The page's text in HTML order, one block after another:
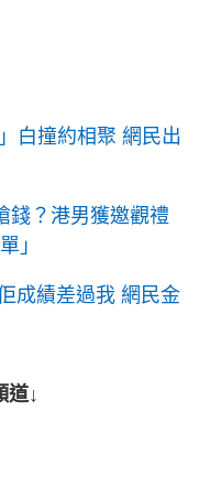
白撞約相聚 網民出
錢？港男獲邀觀禮
」
成績差過我 網民金
道↓